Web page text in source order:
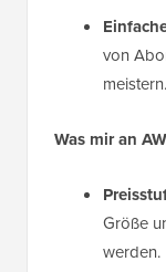
von
meistern.
Was mir an
Größe
werden.